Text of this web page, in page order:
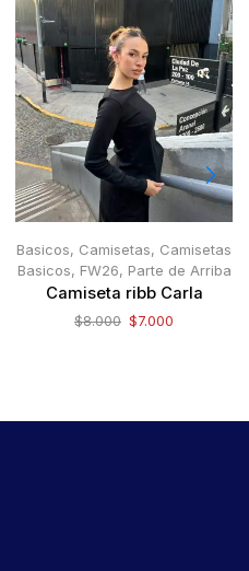
Basicos, Camisetas, Camisetas
Basicos, FW26, Parte de Arriba
Camiseta ribb Carla
$8.000 $7.000